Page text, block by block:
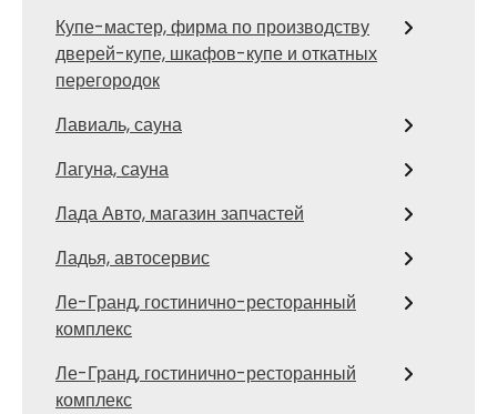
Купе-мастер, фирма по производству
дверей-купе, шкафов-купе и откатных
перегородок
Лавиаль, сауна
Лагуна, сауна
Лада Авто, магазин запчастей
Ладья, автосервис
Ле-Гранд, гостинично-ресторанный
комплекс
Ле-Гранд, гостинично-ресторанный
комплекс